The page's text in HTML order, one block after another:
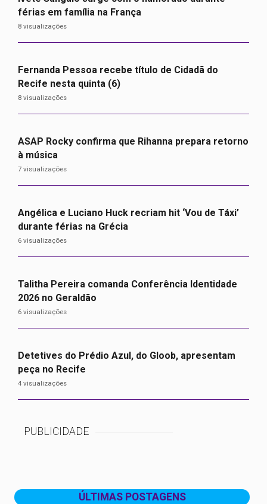
férias em família na França
8 visualizações
Fernanda Pessoa recebe título de Cidadã do
Recife nesta quinta (6)
8 visualizações
ASAP Rocky confirma que Rihanna prepara retorno
à música
7 visualizações
Angélica e Luciano Huck recriam hit ‘Vou de Táxi’
durante férias na Grécia
6 visualizações
Talitha Pereira comanda Conferência Identidade
2026 no Geraldão
6 visualizações
Detetives do Prédio Azul, do Gloob, apresentam
peça no Recife
4 visualizações
PUBLICIDADE
ÚLTIMAS POSTAGENS